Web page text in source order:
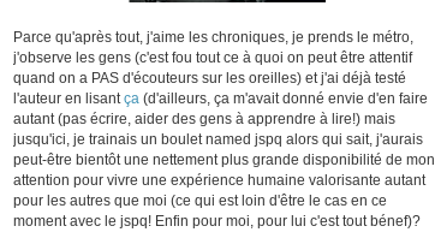
Parce qu'après tout, j'aime les chroniques, je prends le métro,
j'observe les gens (c'est fou tout ce à quoi on peut être attentif
quand on a PAS d'écouteurs sur les oreilles) et j'ai déjà testé
l'auteur en lisant ça (d'ailleurs, ça m'avait donné envie d'en faire
autant (pas écrire, aider des gens à apprendre à lire!) mais
jusqu'ici, je trainais un boulet named jspq alors qui sait, j'aurais
peut-être bientôt une nettement plus grande disponibilité de mon
attention pour vivre une expérience humaine valorisante autant
pour les autres que moi (ce qui est loin d'être le cas en ce
moment avec le jspq! Enfin pour moi, pour lui c'est tout bénef)?